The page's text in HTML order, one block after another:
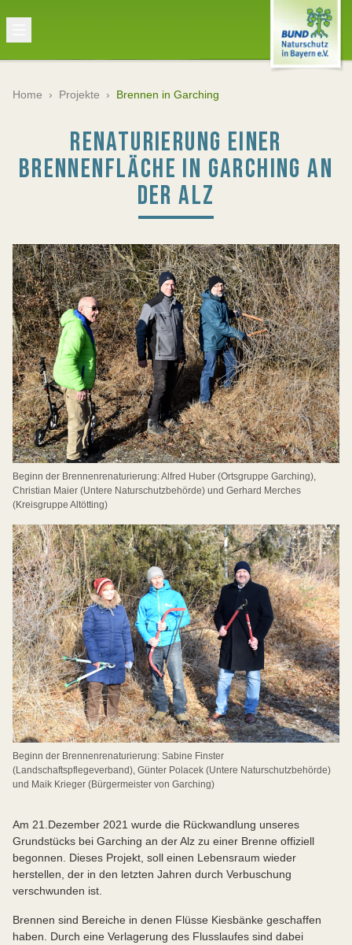
Home › Projekte › Brennen in Garching
RENATURIERUNG EINER
BRENNENFLÄCHE IN GARCHING AN
DER ALZ
Beginn der Brennenrenaturierung: Alfred Huber (Ortsgruppe Garching),
Christian Maier (Untere Naturschutzbehörde) und Gerhard Merches
(Kreisgruppe Altötting)
Beginn der Brennenrenaturierung: Sabine Finster
(Landschaftspflegeverband), Günter Polacek (Untere Naturschutzbehörde)
und Maik Krieger (Bürgermeister von Garching)
Am 21.Dezember 2021 wurde die Rückwandlung unseres
Grundstücks bei Garching an der Alz zu einer Brenne offiziell
begonnen. Dieses Projekt, soll einen Lebensraum wieder
herstellen, der in den letzten Jahren durch Verbuschung
verschwunden ist.
Brennen sind Bereiche in denen Flüsse Kiesbänke geschaffen
haben. Durch eine Verlagerung des Flusslaufes sind dabei